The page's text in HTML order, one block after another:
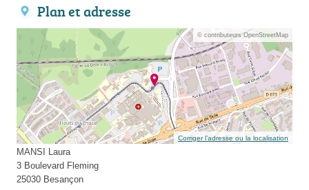
Plan et adresse
© contributeurs OpenStreetMap
Corriger l’adresse ou la localisation
MANSI Laura
3 Boulevard Fleming
25030 Besançon